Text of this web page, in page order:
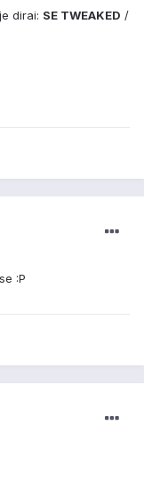
dirai: SE TWEAKED /
:P